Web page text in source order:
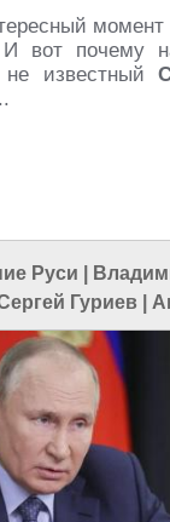
вот почему
не известный
Руси
Гуриев